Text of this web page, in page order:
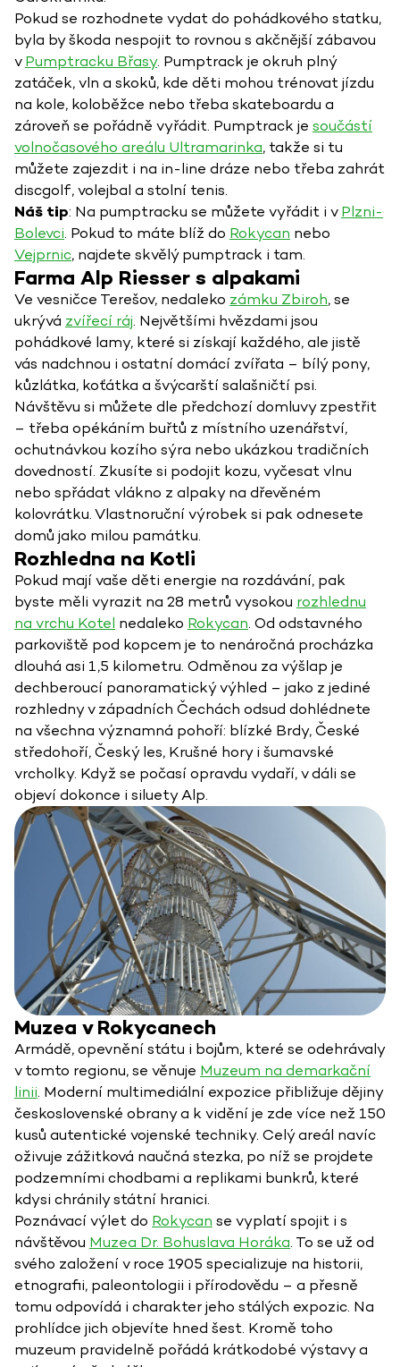
Pokud se rozhodnete vydat do pohádkového statku,
byla by škoda nespojit to rovnou s akčnější zábavou
vPumptracku Břasy. Pumptrack je okruh plný
zatáček, vln a skoků, kde děti mohou trénovat jízdu
na kole, koloběžce nebo třeba skateboardu a
zároveň se pořádně vyřádit. Pumptrack je součástí
volnočasového areálu Ultramarinka, takže si tu
můžete zajezdit i na in-line dráze nebo třeba zahrát
discgolf, volejbal a stolní tenis.
Náš tip: Na pumptracku se můžete vyřádit i vPlzni-
Bolevci. Pokud to máte blíž do Rokycan nebo
Vejprnic, najdete skvělý pumptrack i tam.
Farma Alp Riesser s alpakami
Ve vesničce Terešov, nedaleko zámku Zbiroh, se
ukrývá zvířecí ráj. Největšími hvězdami jsou
pohádkové lamy, které si získají každého, ale jistě
vás nadchnou i ostatní domácí zvířata – bílý pony,
kůzlátka, koťátka a švýcarští salašničtí psi.
Návštěvu si můžete dle předchozí domluvy zpestřit
– třeba opékáním buřtů z místního uzenářství,
ochutnávkou kozího sýra nebo ukázkou tradičních
dovedností. Zkusíte si podojit kozu, vyčesat vlnu
nebo spřádat vlákno z alpaky na dřevěném
kolovrátku. Vlastnoruční výrobek si pak odnesete
domů jako milou památku.
Rozhledna na Kotli
Pokud mají vaše děti energie na rozdávání, pak
byste měli vyrazit na 28 metrů vysokou rozhlednu
na vrchu Kotel nedaleko Rokycan. Od odstavného
parkoviště pod kopcem je to nenáročná procházka
dlouhá asi 1,5 kilometru. Odměnou za výšlap je
dechberoucí panoramatický výhled – jako z jediné
rozhledny v západních Čechách odsud dohlédnete
na všechna významná pohoří: blízké Brdy, České
středohoří, Český les, Krušné hory i šumavské
vrcholky. Když se počasí opravdu vydaří, v dáli se
objeví dokonce i siluety Alp.
Muzea v Rokycanech
Armádě, opevnění státu i bojům, které se odehrávaly
v tomto regionu, se věnuje Muzeum na demarkační
linii. Moderní multimediální expozice přibližuje dějiny
československé obrany a k vidění je zde více než 150
kusů autentické vojenské techniky. Celý areál navíc
oživuje zážitková naučná stezka, po níž se projdete
podzemními chodbami a replikami bunkrů, které
kdysi chránily státní hranici.
Poznávací výlet do Rokycan se vyplatí spojit i s
návštěvou Muzea Dr. Bohuslava Horáka. To se už od
svého založení v roce 1905 specializuje na historii,
etnografii, paleontologii i přírodovědu – a přesně
tomu odpovídá i charakter jeho stálých expozic. Na
prohlídce jich objevíte hned šest. Kromě toho
muzeum pravidelně pořádá krátkodobé výstavy a